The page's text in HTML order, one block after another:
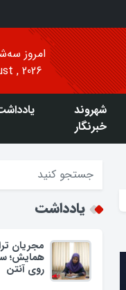
امروز سه‌شنبه ۱۳
, 2026
شهروند
خبرنگار
یادداشت
مجریان
همایش؛
روی آنتن